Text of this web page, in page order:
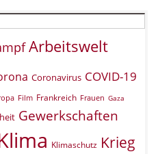
Arbeitswelt
Coronavirus COVID-19
Film Frankreich Frauen Gaza
Gewerkschaften
Klimaschutz Krieg